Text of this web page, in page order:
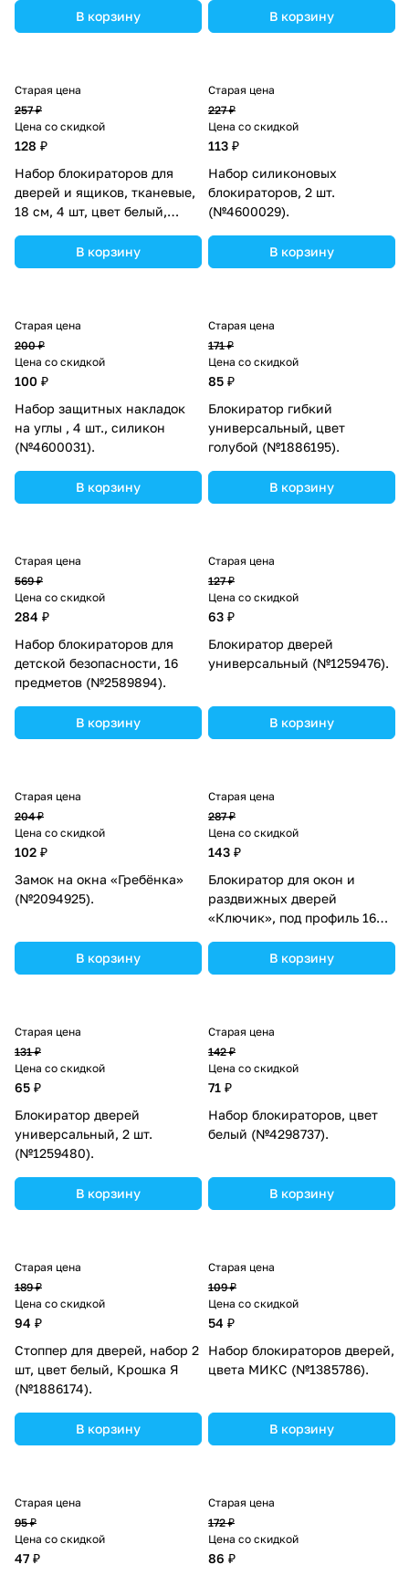
В корзину В корзину
Старая цена
257 ₽
Цена со скидкой
128 ₽
Набор блокираторов для
дверей и ящиков, тканевые,
18 см, 4 шт, цвет белый,
В корзину
Старая цена
227 ₽
Цена со скидкой
113 ₽
Набор силиконовых
блокираторов, 2 шт.
(№4600029).
В корзину
Старая цена
200 ₽
Цена со скидкой
100 ₽
Набор защитных накладок
на углы , 4 шт., силикон
(№4600031).
В корзину
Старая цена
171 ₽
Цена со скидкой
85 ₽
Блокиратор гибкий
универсальный, цвет
голубой (№1886195).
В корзину
Старая цена
569 ₽
Цена со скидкой
284 ₽
Набор блокираторов для
детской безопасности, 16
предметов (№2589894).
В корзину
Старая цена
127 ₽
Цена со скидкой
63 ₽
Блокиратор дверей
универсальный (№1259476).
В корзину
Старая цена
204 ₽
Цена со скидкой
102 ₽
Замок на окна «Гребёнка»
(№2094925).
В корзину
Старая цена
287 ₽
Цена со скидкой
143 ₽
Блокиратор для окон и
раздвижных дверей
«Ключик», под профиль 16
(№10175505).В корзину
Старая цена
131 ₽
Цена со скидкой
65 ₽
Блокиратор дверей
универсальный, 2 шт.
(№1259480).
В корзину
Старая цена
142 ₽
Цена со скидкой
71 ₽
Набор блокираторов, цвет
белый (№4298737).
В корзину
Старая цена
189 ₽
Цена со скидкой
94 ₽
Стоппер для дверей, набор 2
шт, цвет белый, Крошка Я
(№1886174).
В корзину
Старая цена
109 ₽
Цена со скидкой
54 ₽
Набор блокираторов дверей,
цвета МИКС (№1385786).
В корзину
Старая цена
95 ₽
Цена со скидкой
47 ₽
Старая цена
172 ₽
Цена со скидкой
86 ₽